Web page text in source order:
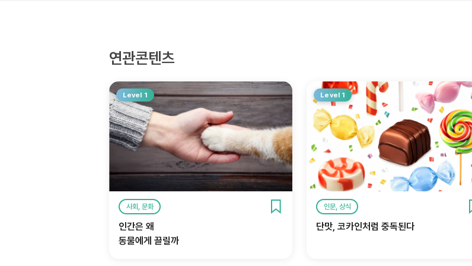
연관콘텐츠
Level 1
사회, 문화
인간은 왜
동물에게 끌릴까
Level 1
인문, 상식
단맛, 코카인처럼 중독된다